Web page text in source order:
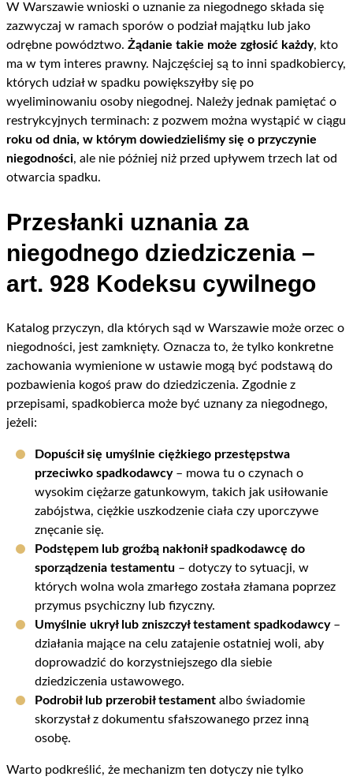
W Warszawie wnioski o uznanie za niegodnego składa się
zazwyczaj w ramach sporów o podział majątku lub jako
odrębne powództwo. Żądanie takie może zgłosić każdy, kto
ma w tym interes prawny. Najczęściej są to inni spadkobiercy,
których udział w spadku powiększyłby się po
wyeliminowaniu osoby niegodnej. Należy jednak pamiętać o
restrykcyjnych terminach: z pozwem można wystąpić w ciągu
roku od dnia, w którym dowiedzieliśmy się o przyczynie
niegodności, ale nie później niż przed upływem trzech lat od
otwarcia spadku.
Przesłanki uznania za
niegodnego dziedziczenia –
art. 928 Kodeksu cywilnego
Katalog przyczyn, dla których sąd w Warszawie może orzec o
niegodności, jest zamknięty. Oznacza to, że tylko konkretne
zachowania wymienione w ustawie mogą być podstawą do
pozbawienia kogoś praw do dziedziczenia. Zgodnie z
przepisami, spadkobierca może być uznany za niegodnego,
jeżeli:
Dopuścił się umyślnie ciężkiego przestępstwa
przeciwko spadkodawcy– mowa tu o czynach o
wysokim ciężarze gatunkowym, takich jak usiłowanie
zabójstwa, ciężkie uszkodzenie ciała czy uporczywe
znęcanie się.
Podstępem lub groźbą nakłonił spadkodawcę do
sporządzenia testamentu – dotyczy to sytuacji, w
których wolna wola zmarłego została złamana poprzez
przymus psychiczny lub fizyczny.
Umyślnie ukrył lub zniszczył testament spadkodawcy–
działania mające na celu zatajenie ostatniej woli, aby
doprowadzić do korzystniejszego dla siebie
dziedziczenia ustawowego.
Podrobił lub przerobił testament albo świadomie
skorzystał z dokumentu sfałszowanego przez inną
osobę.
Warto podkreślić, że mechanizm ten dotyczy nie tylko